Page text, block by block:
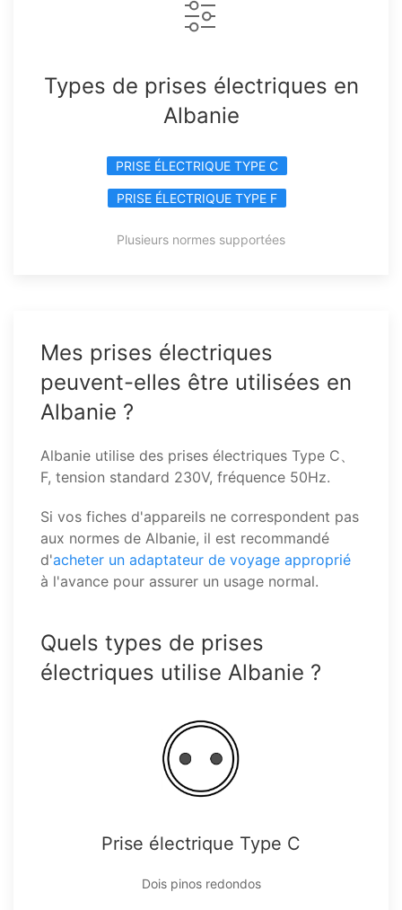
Types de prises électriques en
Albanie
PRISE ÉLECTRIQUE TYPE C
PRISE ÉLECTRIQUE TYPE F
Plusieurs normes supportées
Mes prises électriques
peuvent-elles être utilisées en
Albanie ?
Albanie utilise des prises électriques Type C、
F, tension standard 230V, fréquence 50Hz.
Si vos fiches d'appareils ne correspondent pas
aux normes de Albanie, il est recommandé
d'acheter un adaptateur de voyage approprié
à l'avance pour assurer un usage normal.
Quels types de prises
électriques utilise Albanie ?
Prise électrique Type C
Dois pinos redondos